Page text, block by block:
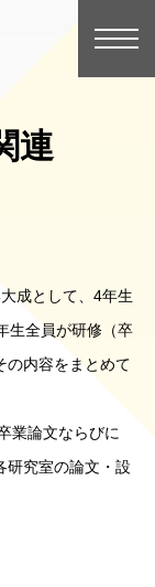
連
成として、4年生
生全員が研修（卒
の内容をまとめて
業論文ならびに
研究室の論文・設